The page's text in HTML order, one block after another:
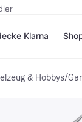
Klarna
& Hobbys/